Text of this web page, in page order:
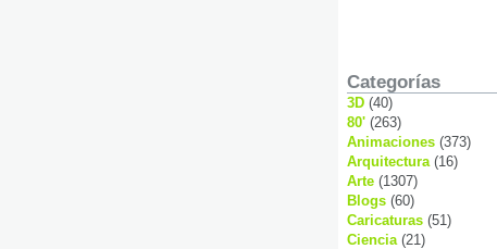
Categorías
3D (40)
80' (263)
Animaciones (373)
Arquitectura (16)
Arte (1307)
Blogs (60)
Caricaturas (51)
Ciencia (21)